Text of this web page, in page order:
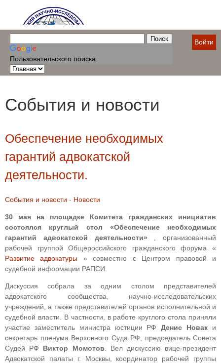
Пользовательского поиска
Войти
События и новости
Обеспечение необходимых
гарантий адвокатской
деятельности.
События и новости - Новости
30 мая на площадке Комитета гражданских инициатив
состоялся круглый стол «Обеспечение необходимых
гарантий адвокатской деятельности»
, организованный
рабочей группой Общероссийского гражданского форума «
Развитие адвокатуры » совместно с Центром правовой и
судебной информации РАПСИ.
Дискуссия собрала за одним столом представителей
адвокатского сообщества, научно-исследовательских
учреждений, а также представителей органов исполнительной и
судебной власти. В частности, в работе круглого стола приняли
участие заместитель министра юстиции РФДенис Новак и
секретарь пленума Верховного Суда РФ, председатель Совета
Судей РФ Виктор Момотов . Вел дискуссию вице-президент
Адвокатской палаты г. Москвы, координатор рабочей группы